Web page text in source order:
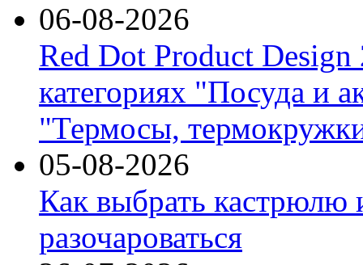
06-08-2026
Red Dot Product Design
категориях "Посуда и
"Термосы,
05-08-2026
Как выбрать кастрюлю
разочароваться